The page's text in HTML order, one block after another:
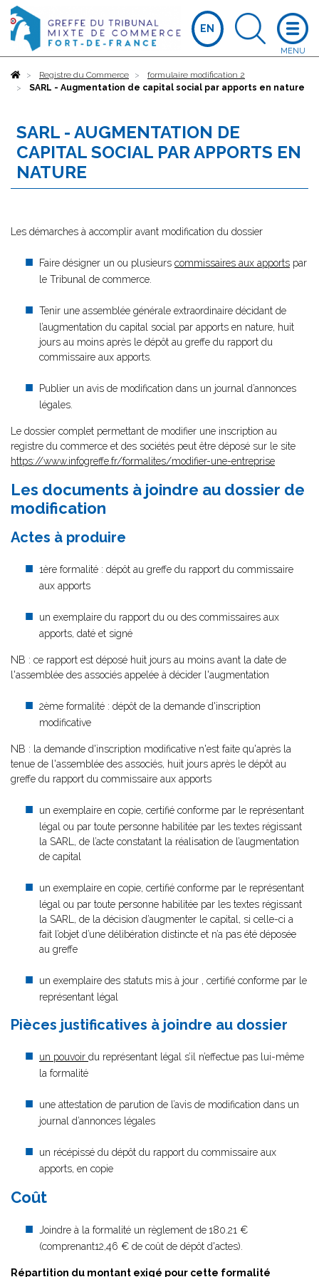
EN
AccueilRegistre du Commerce
formulaire modification 2
SARL - Augmentation de capital social par apports en nature
SARL - AUGMENTATION DE
CAPITAL SOCIAL PAR APPORTS EN
NATURE
Les démarches à accomplir avant modification du dossier
Faire désigner un ou plusieurs commissaires aux apports par
le Tribunal de commerce.
Tenir une assemblée générale extraordinaire décidant de
l’augmentation du capital social par apports en nature, huit
jours au moins après le dépôt au greffe du rapport du
commissaire aux apports.
Publier un avis de modification dans un journal d’annonces
légales.
Le dossier complet permettant de modifier une inscription au
registre du commerce et des sociétés peut être déposé sur le site
https://www.infogreffe.fr/formalites/modifier-une-entreprise
Les documents à joindre au dossier de
modification
Actes à produire
1ère formalité : dépôt au greffe du rapport du commissaire
aux apports
un exemplaire du rapport du ou des commissaires aux
apports, daté et signé
NB : ce rapport est déposé huit jours au moins avant la date de
l'assemblée des associés appelée à décider l'augmentation
2ème formalité : dépôt de la demande d'inscription
modificative
NB : la demande d'inscription modificative n'est faite qu'après la
tenue de l'assemblée des associés, huit jours après le dépôt au
greffe du rapport du commissaire aux apports
un exemplaire en copie, certifié conforme par le représentant
légal ou par toute personne habilitée par les textes régissant
la SARL, de l’acte constatant la réalisation de l’augmentation
de capital
un exemplaire en copie, certifié conforme par le représentant
légal ou par toute personne habilitée par les textes régissant
la SARL, de la décision d’augmenter le capital, si celle-ci a
fait l’objet d’une délibération distincte et n’a pas été déposée
au greffe
un exemplaire des statuts mis à jour , certifié conforme par le
représentant légal
Pièces justificatives à joindre au dossier
un pouvoir du représentant légal s’il n’effectue pas lui-même
la formalité
une attestation de parution de l’avis de modification dans un
journal d’annonces légales
un récépissé du dépôt du rapport du commissaire aux
apports, en copie
Coût
Joindre à la formalité un règlement de180.21 €
(comprenant12,46 € de coût de dépôt d'actes).
Répartition du montant exigé pour cette formalité